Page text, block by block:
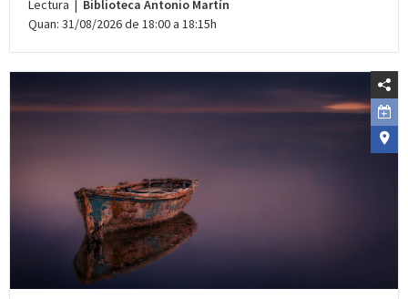
Lectura | Biblioteca Antonio Martín
Quan: 31/08/2026 de 18:00 a 18:15h